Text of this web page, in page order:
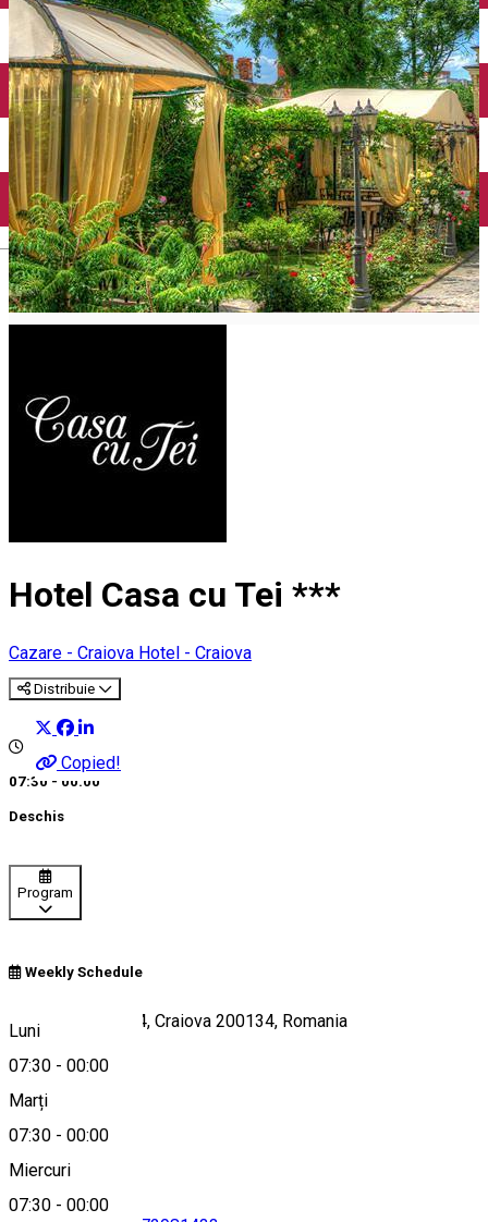
English
Închirieri auto
Închirieri biciclete
Taxi
Încărcare vehicule electrice
Hotel Casa cu Tei ***
Cazare - Craiova Hotel - Craiova
Distribuie
Copied!
07:30 - 00:00
Deschis
Program
Weekly Schedule
Luni
07:30 - 00:00
Marți
07:30 - 00:00
Miercuri
07:30 - 00:00
Strada Amaradia 4, Craiova 200134, Romania
Hartă